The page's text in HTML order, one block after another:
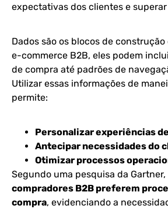
expectativas dos clientes e
Dados são os blocos de
e-commerce B2B, eles podem
de compra até padrões de
Utilizar essas informações de
permite:
Personalizar experiências
Antecipar necessidades do
Otimizar processos
Segundo uma pesquisa da Gartner,
compradores B2B preferem
compra, evidenciando a